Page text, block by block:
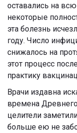
оставались на
некоторые
эта болезнь
году. Число
снижалось на
этот процесс
практику
Врачи издавна
времена
целители
больше ею не